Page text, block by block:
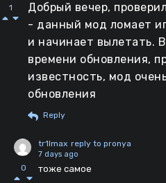
1
Добрый вечер,
- данный мод ломает
и начинает вылетать.
времени обновления,
известность, мод
обновления
Reply
0
tr1lmax reply to pronya
7 days ago
тоже самое